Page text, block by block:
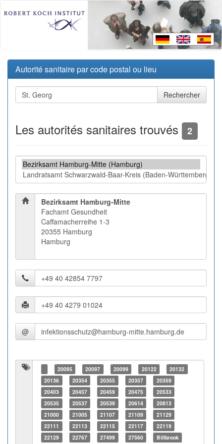
Autorité sanitaire par code postal ou lieu
Les autorités sanitaires trouvés 2
Bezirksamt Hamburg-Mitte
Fachamt Gesundheit
Caffamacherreihe 1-3
20355 Hamburg
Hamburg
@
20095 20097 20099 20122
20132
20136
20354 20355 20357
20359
20403
20457 20459 20475
20533
20535
20537 20539 20614
20813
21000
21005 21107 21109
21129
22111
22113 22115 22117
22119
22129
22767 27499 27560 Billbrook